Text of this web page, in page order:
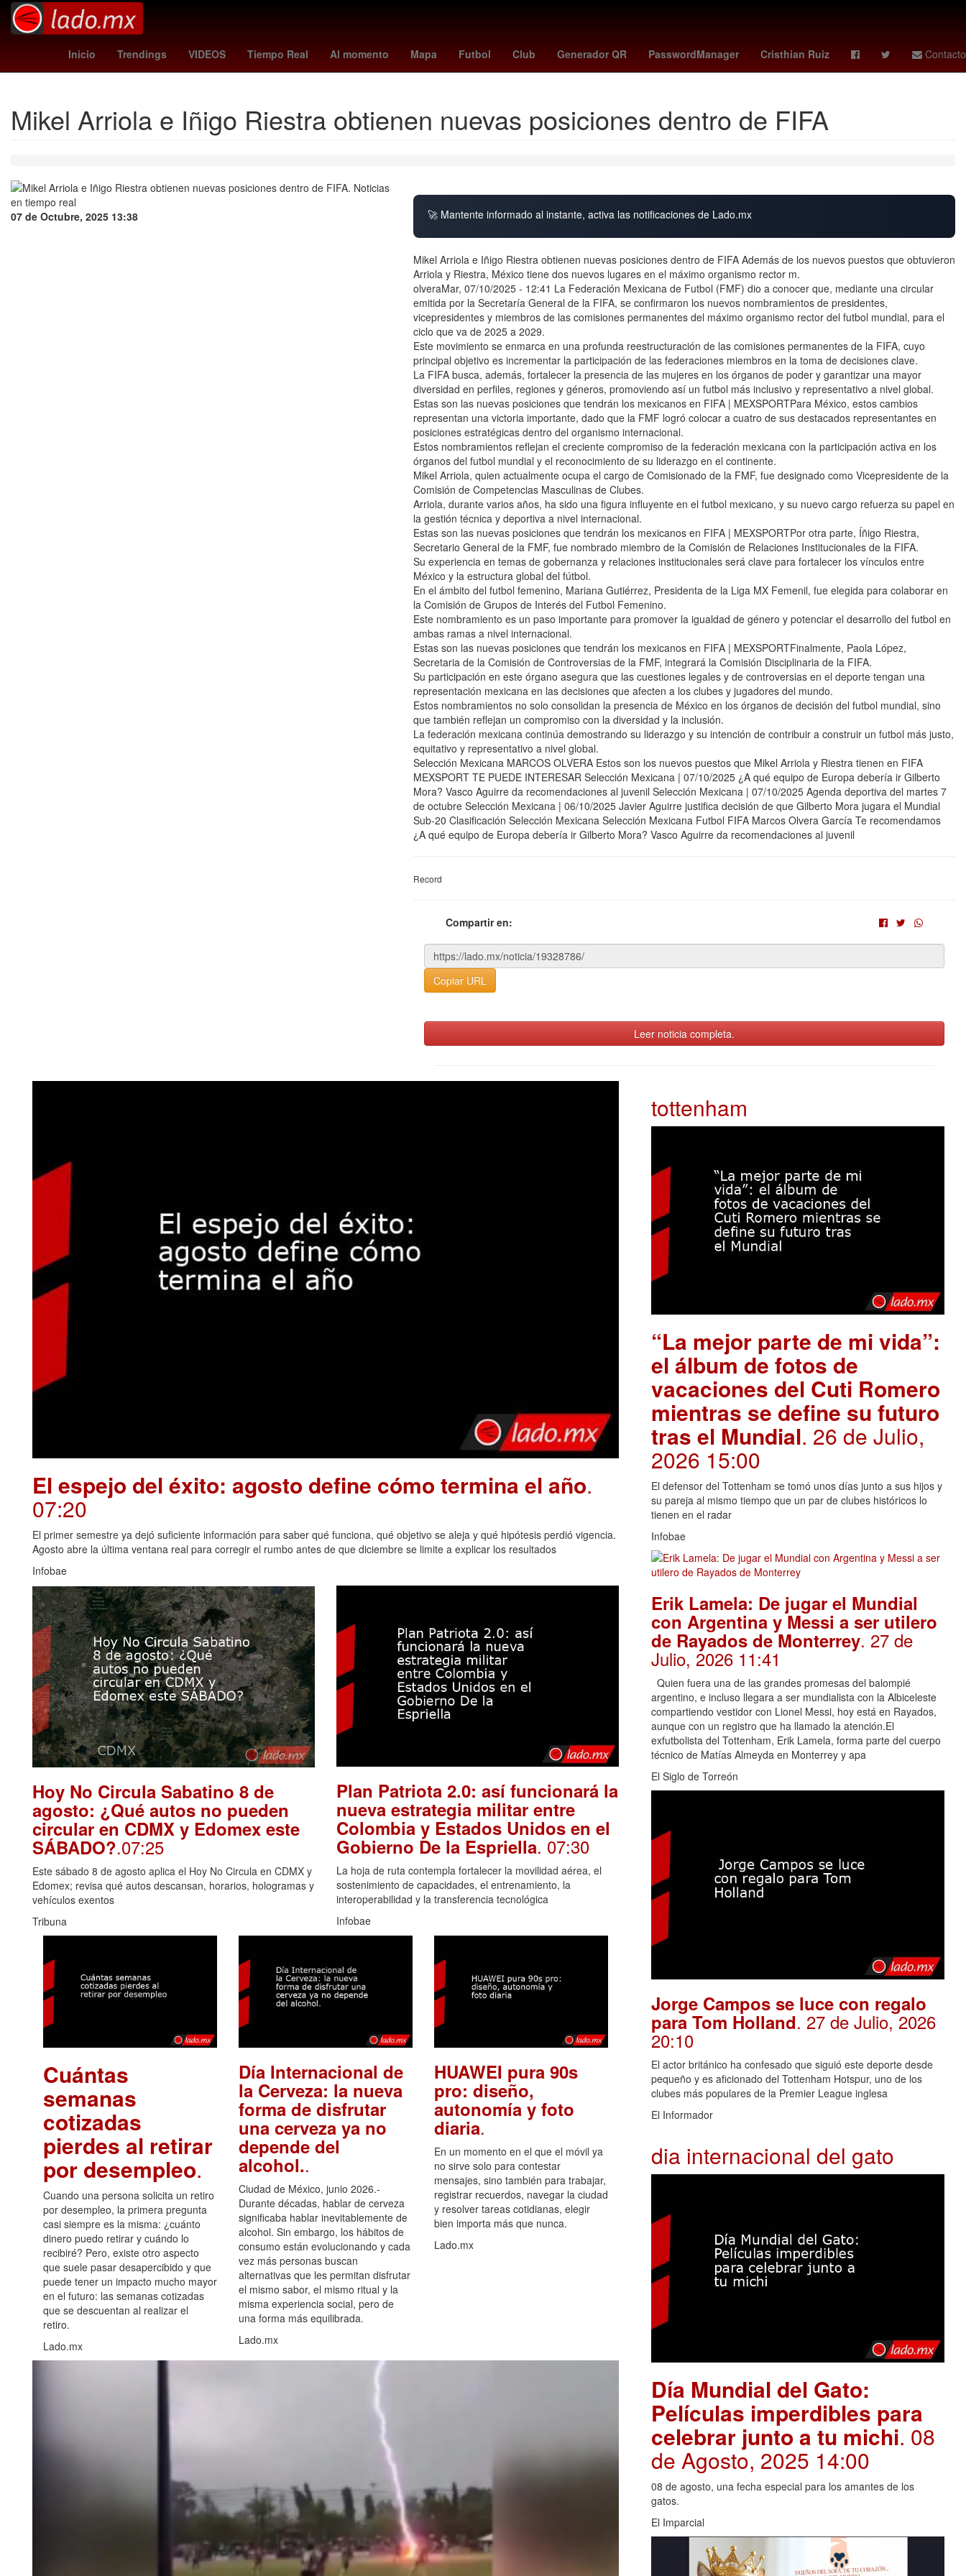
Inicio Trendings VIDEOS Tiempo Real Al momento Mapa Futbol Club Generador QR PasswordManager Cristhian Ruiz Contacto
mavericks - thunder marlins - padres Hungría Ezra Miller cyclospora Rosario Venezolanos Hong Kong luis chaparro jordan bos
Mikel Arriola e Iñigo Riestra obtienen nuevas posiciones dentro de FIFA
07 de Octubre, 2025 13:38 🚀 Mantente informado al instante, activa las notificaciones de Lado.mx
Mikel Arriola e Iñigo Riestra obtienen nuevas posiciones dentro de FIFA Además de los nuevos puestos que obtuvieron
Arriola y Riestra, México tiene dos nuevos lugares en el máximo organismo rector m.
olveraMar, 07/10/2025 - 12:41 La Federación Mexicana de Futbol (FMF) dio a conocer que, mediante una circular
emitida por la Secretaría General de la FIFA, se confirmaron los nuevos nombramientos de presidentes,
vicepresidentes y miembros de las comisiones permanentes del máximo organismo rector del futbol mundial, para el
ciclo que va de 2025 a 2029.
Este movimiento se enmarca en una profunda reestructuración de las comisiones permanentes de la FIFA, cuyo
principal objetivo es incrementar la participación de las federaciones miembros en la toma de decisiones clave.
La FIFA busca, además, fortalecer la presencia de las mujeres en los órganos de poder y garantizar una mayor
diversidad en perfiles, regiones y géneros, promoviendo así un futbol más inclusivo y representativo a nivel global.
Estas son las nuevas posiciones que tendrán los mexicanos en FIFA | MEXSPORTPara México, estos cambios
representan una victoria importante, dado que la FMF logró colocar a cuatro de sus destacados representantes en
posiciones estratégicas dentro del organismo internacional.
Estos nombramientos reflejan el creciente compromiso de la federación mexicana con la participación activa en los
órganos del futbol mundial y el reconocimiento de su liderazgo en el continente.
Mikel Arriola, quien actualmente ocupa el cargo de Comisionado de la FMF, fue designado como Vicepresidente de la
Comisión de Competencias Masculinas de Clubes.
Arriola, durante varios años, ha sido una figura influyente en el futbol mexicano, y su nuevo cargo refuerza su papel en
la gestión técnica y deportiva a nivel internacional.
Estas son las nuevas posiciones que tendrán los mexicanos en FIFA | MEXSPORTPor otra parte, Íñigo Riestra,
Secretario General de la FMF, fue nombrado miembro de la Comisión de Relaciones Institucionales de la FIFA.
Su experiencia en temas de gobernanza y relaciones institucionales será clave para fortalecer los vínculos entre
México y la estructura global del fútbol.
En el ámbito del futbol femenino, Mariana Gutiérrez, Presidenta de la Liga MX Femenil, fue elegida para colaborar en
la Comisión de Grupos de Interés del Futbol Femenino.
Este nombramiento es un paso importante para promover la igualdad de género y potenciar el desarrollo del futbol en
ambas ramas a nivel internacional.
Estas son las nuevas posiciones que tendrán los mexicanos en FIFA | MEXSPORTFinalmente, Paola López,
Secretaria de la Comisión de Controversias de la FMF, integrará la Comisión Disciplinaria de la FIFA.
Su participación en este órgano asegura que las cuestiones legales y de controversias en el deporte tengan una
representación mexicana en las decisiones que afecten a los clubes y jugadores del mundo.
Estos nombramientos no solo consolidan la presencia de México en los órganos de decisión del futbol mundial, sino
que también reflejan un compromiso con la diversidad y la inclusión.
La federación mexicana continúa demostrando su liderazgo y su intención de contribuir a construir un futbol más justo,
equitativo y representativo a nivel global.
Selección Mexicana MARCOS OLVERA Estos son los nuevos puestos que Mikel Arriola y Riestra tienen en FIFA
MEXSPORT TE PUEDE INTERESAR Selección Mexicana | 07/10/2025 ¿A qué equipo de Europa debería ir Gilberto
Mora? Vasco Aguirre da recomendaciones al juvenil Selección Mexicana | 07/10/2025 Agenda deportiva del martes 7
de octubre Selección Mexicana | 06/10/2025 Javier Aguirre justifica decisión de que Gilberto Mora jugara el Mundial
Sub-20 Clasificación Selección Mexicana Selección Mexicana Futbol FIFA Marcos Olvera García Te recomendamos
¿A qué equipo de Europa debería ir Gilberto Mora? Vasco Aguirre da recomendaciones al juvenil
Record
Compartir en:
Copiar URL
Leer noticia completa.
El espejo del éxito: agosto define cómo termina el año.
07:20
El primer semestre ya dejó suficiente información para saber qué funciona, qué objetivo se aleja y qué hipótesis perdió vigencia.
Agosto abre la última ventana real para corregir el rumbo antes de que diciembre se limite a explicar los resultados
Infobae
Hoy No Circula Sabatino 8 de
agosto: ¿Qué autos no pueden
circular en CDMX y Edomex este
SÁBADO?.07:25
Este sábado 8 de agosto aplica el Hoy No Circula en CDMX y
Edomex; revisa qué autos descansan, horarios, hologramas y
vehículos exentos
Tribuna
Plan Patriota 2.0: así funcionará la
nueva estrategia militar entre
Colombia y Estados Unidos en el
Gobierno De la Espriella. 07:30
La hoja de ruta contempla fortalecer la movilidad aérea, el
sostenimiento de capacidades, el entrenamiento, la
interoperabilidad y la transferencia tecnológica
Infobae
Cuántas
semanas
cotizadas
pierdes al retirar
por desempleo.
Cuando una persona solicita un retiro
por desempleo, la primera pregunta
casi siempre es la misma: ¿cuánto
dinero puedo retirar y cuándo lo
recibiré? Pero, existe otro aspecto
que suele pasar desapercibido y que
puede tener un impacto mucho mayor
en el futuro: las semanas cotizadas
que se descuentan al realizar el
retiro.
Lado.mx
Día Internacional de
la Cerveza: la nueva
forma de disfrutar
una cerveza ya no
depende del
alcohol..
Ciudad de México, junio 2026.-
Durante décadas, hablar de cerveza
significaba hablar inevitablemente de
alcohol. Sin embargo, los hábitos de
consumo están evolucionando y cada
vez más personas buscan
alternativas que les permitan disfrutar
el mismo sabor, el mismo ritual y la
misma experiencia social, pero de
una forma más equilibrada.
Lado.mx
HUAWEI pura 90s
pro: diseño,
autonomía y foto
diaria.
En un momento en el que el móvil ya
no sirve solo para contestar
mensajes, sino también para trabajar,
registrar recuerdos, navegar la ciudad
y resolver tareas cotidianas, elegir
bien importa más que nunca.
Lado.mx
tottenham
“La mejor parte de mi vida”:
el álbum de fotos de
vacaciones del Cuti Romero
mientras se define su futuro
tras el Mundial. 26 de Julio,
2026 15:00
El defensor del Tottenham se tomó unos días junto a sus hijos y
su pareja al mismo tiempo que un par de clubes históricos lo
tienen en el radar
Infobae
Erik Lamela: De jugar el Mundial
con Argentina y Messi a ser utilero
de Rayados de Monterrey. 27 de
Julio, 2026 11:41
Quien fuera una de las grandes promesas del balompié
argentino, e incluso llegara a ser mundialista con la Albiceleste
compartiendo vestidor con Lionel Messi, hoy está en Rayados,
aunque con un registro que ha llamado la atención.El
exfutbolista del Tottenham, Erik Lamela, forma parte del cuerpo
técnico de Matías Almeyda en Monterrey y apa
El Siglo de Torreón
Jorge Campos se luce con regalo
para Tom Holland. 27 de Julio, 2026
20:10
El actor británico ha confesado que siguió este deporte desde
pequeño y es aficionado del Tottenham Hotspur, uno de los
clubes más populares de la Premier League inglesa
El Informador
dia internacional del gato
Día Mundial del Gato:
Películas imperdibles para
celebrar junto a tu michi. 08
de Agosto, 2025 14:00
08 de agosto, una fecha especial para los amantes de los
gatos.
El Imparcial